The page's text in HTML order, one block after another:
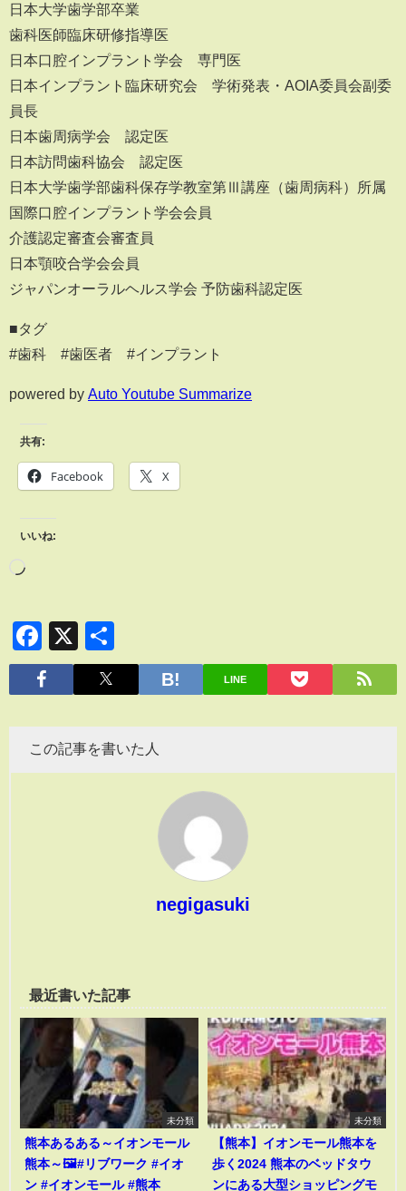
日本大学歯学部卒業
歯科医師臨床研修指導医
日本口腔インプラント学会 専門医
日本インプラント臨床研究会 学術発表・AOIA委員会副委
員長
日本歯周病学会 認定医
日本訪問歯科協会 認定医
日本大学歯学部歯科保存学教室第Ⅲ講座（歯周病科）所属
国際口腔インプラント学会会員
介護認定審査会審査員
日本顎咬合学会会員
ジャパンオーラルヘルス学会 予防歯科認定医
■タグ
#歯科 #歯医者 #インプラント
powered by Auto Youtube Summarize
共有:
Facebook X
いいね:
Facebook
X
有
LINE
この記事を書いた人
negigasuki
最近書いた記事
未分類
熊本あるある～イオンモール
熊本～🖼️#リブワーク #イオ
ン #イオンモール #熊本
未分類
【熊本】イオンモール熊本を
歩く2024 熊本のベッドタウ
ンにある大型ショッピングモ